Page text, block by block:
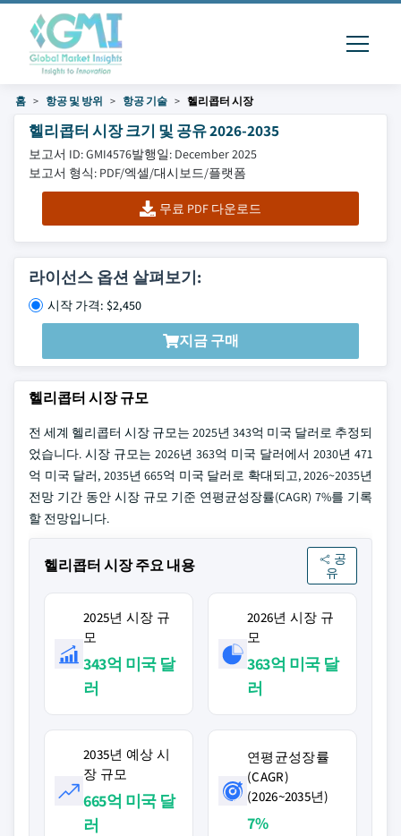
홈 항공 및 방위 항공 기술 헬리콥터 시장
헬리콥터 시장 크기 및 공유 2026-2035
보고서 ID: GMI4576발행일: December 2025
보고서 형식: PDF/엑셀/대시보드/플랫폼
무료 PDF 다운로드
라이선스 옵션 살펴보기:
시작 가격: $2,450
지금 구매
헬리콥터 시장 규모
전 세계 헬리콥터 시장 규모는 2025년 343억 미국 달러로 추정되
었습니다. 시장 규모는 2026년 363억 미국 달러에서 2030년 471
억 미국 달러, 2035년 665억 미국 달러로 확대되고, 2026~2035년
전망 기간 동안 시장 규모 기준 연평균성장률(CAGR) 7%를 기록
할 전망입니다.
헬리콥터 시장 주요 내용
공
유
2025년 시장 규
모
343억 미국 달
러
2026년 시장 규
모
363억 미국 달
러
2035년 예상 시
장 규모
665억 미국 달
러
연평균성장률
(CAGR)
(2026~2035년)
7%